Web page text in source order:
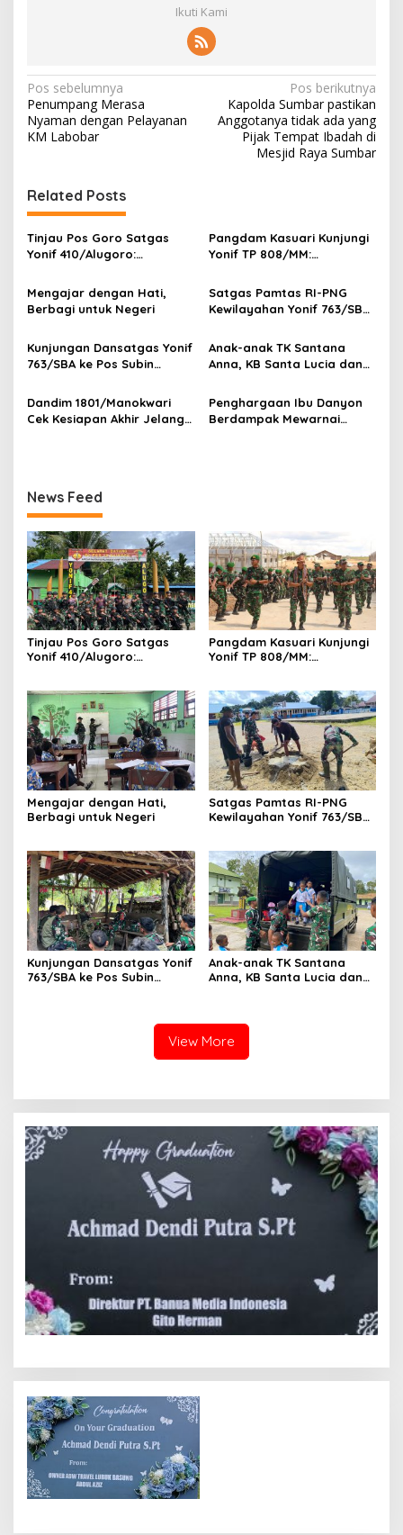
Ikuti Kami
N
a
v
g
a
s
i
p
o
s
Pos sebelumnya
Penumpang Merasa
Nyaman dengan Pelayanan
KM Labobar
Pos berikutnya
Kapolda Sumbar pastikan
Anggotanya tidak ada yang
Pijak Tempat Ibadah di
Mesjid Raya Sumbar
Related Posts
Tinjau Pos Goro Satgas
Yonif 410/Alugoro:
Disiplin, dan Kesiapsiagaan
Prajurit
Pangdam Kasuari Kunjungi
Yonif TP 808/MM:
Profesionalisme, Disiplin,
dan Semangat Juang
Prajurit
Mengajar dengan Hati,
Berbagi untuk Negeri
Satgas Pamtas RI-PNG
Kewilayahan Yonif 763/SBA
Pembangunan Taman
Sekolah SD 1 Inpres
Kumurkek
Kunjungan Dansatgas Yonif
763/SBA ke Pos Subin
dalam Renovasi Gereja
Kampung Subin
Anak-anak TK Santana
Anna, KB Santa Lucia dan
Jelajahi Dunia TNI di Yonif
763/SBA
Dandim 1801/Manokwari
Cek Kesiapan Akhir Jelang
Penghargaan Ibu Danyon
Berdampak Mewarnai
News Feed
Tinjau Pos Goro Satgas
Yonif 410/Alugoro:
Prajurit
Pangdam Kasuari Kunjungi
Yonif TP 808/MM:
dan Semangat Juang
Prajurit
Mengajar dengan Hati,
Berbagi untuk Negeri
Satgas Pamtas RI-PNG
Kewilayahan Yonif 763/SBA
Sekolah SD 1 Inpres
Kumurkek
Kunjungan Dansatgas Yonif
763/SBA ke Pos Subin
Anak-anak TK Santana
Anna, KB Santa Lucia dan
View More